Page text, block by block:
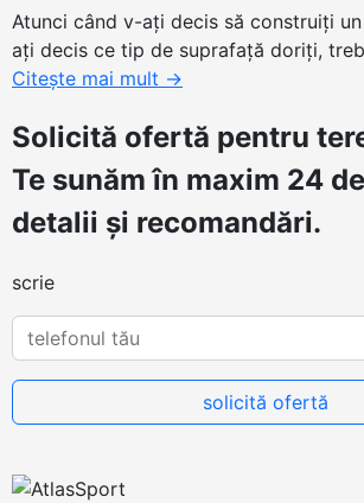
Atunci când v-aţi decis să construiţi
aţi decis ce tip de suprafaţă doriţi,
Citește mai mult →
Solicită ofertă pentru
Te sunăm în maxim 24
detalii și recomandări.
scrie